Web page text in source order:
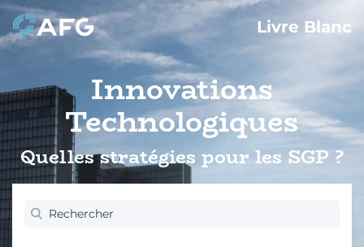
Livre Blanc
Innovations
Technologiques
Quelles stratégies pour les SGP ?